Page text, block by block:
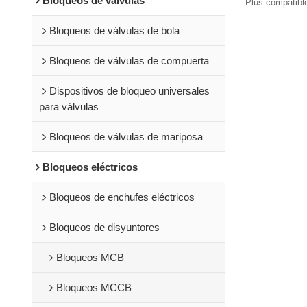
Bloqueos de válvulas de bola
Bloqueos de válvulas de compuerta
Dispositivos de bloqueo universales
para válvulas
Bloqueos de válvulas de mariposa
Bloqueos eléctricos
Bloqueos de enchufes eléctricos
Bloqueos de disyuntores
Bloqueos MCB
Bloqueos MCCB
manija de
Plus